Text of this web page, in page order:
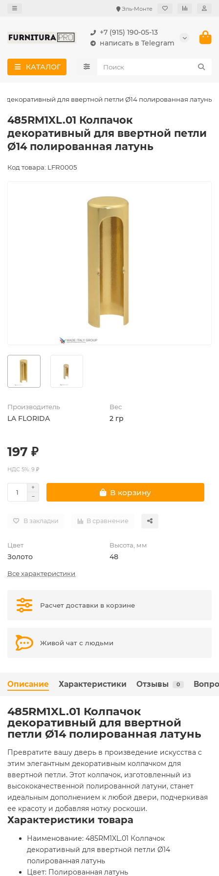
Эль-Монте
+7 (915) 190-05-13
написать в Telegram
КАТАЛОГ
декоративный для ввертной петли Ø14 полированная латунь
485RM1XL.01 Колпачок
декоративный для ввертной петли
Ø14 полированная латунь
Код товара: LFR0005
Производитель
LA FLORIDA
Вес
2 гр
197 ₽
НДС 5%: 9 ₽
В корзину
В закладки В сравнение
Цвет
Золото
Высота, мм
48
Все характеристики
Расчет доставки в корзине
Живой чат с людьми
Описание Характеристики Отзывы 0
485RM1XL.01 Колпачок
декоративный для ввертной
петли Ø14 полированная латунь
Превратите вашу дверь в произведение искусства с
этим элегантным декоративным колпачком для
ввертной петли. Этот колпачок, изготовленный из
высококачественной полированной латуни, станет
идеальным дополнением к любой двери, подчеркивая
ее красоту и добавляя нотку роскоши.
Характеристики товара
Наименование: 485RM1XL.01 Колпачок
декоративный для ввертной петли Ø14
полированная латунь
Цвет: Полированная латунь